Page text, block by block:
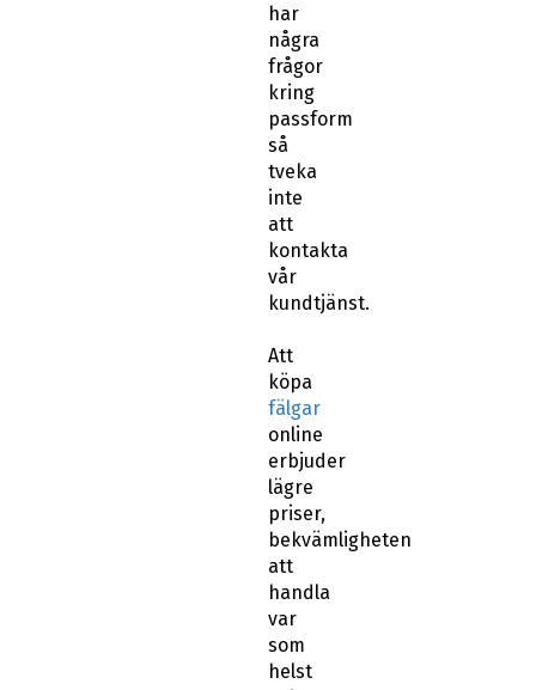
har
några
frågor
kring
passform
så
tveka
inte
att
kontakta
vår
kundtjänst.
Att
köpa
fälgar
online
erbjuder
lägre
priser,
bekvämligheten
att
handla
var
som
helst